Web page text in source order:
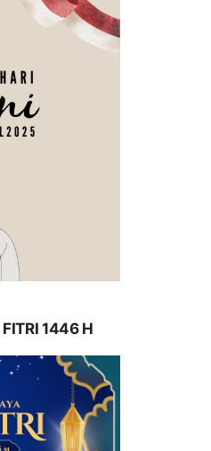
1446 H